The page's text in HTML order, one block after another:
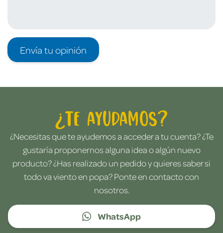
Envía tu opinión
¿Te ayudamos?
¿Necesitas que te ayudemos a acceder a tu cuenta? ¿Te
gustaría proponernos alguna idea o algún nuevo
producto? ¿Has realizado un pedido y quieres saber si
todo va viento en popa? Ponte en contacto con
nosotros.
WhatsApp